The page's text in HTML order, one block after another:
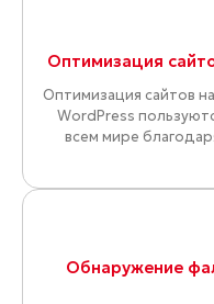
Оптимизация
Оптимизация сайтов
WordPress
всем мире
Обнаружение